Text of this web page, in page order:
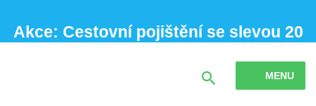
Akce: Cestovní pojištění se slevou 20
MENU